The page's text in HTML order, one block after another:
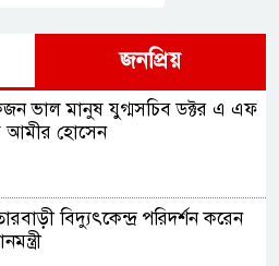
জনপ্রিয়
ভাল মানুষ যুগ্মসচিব ডক্টর এ এফ
হোসেন
বিদ্যুৎকেন্দ্র পরিদর্শন করেন